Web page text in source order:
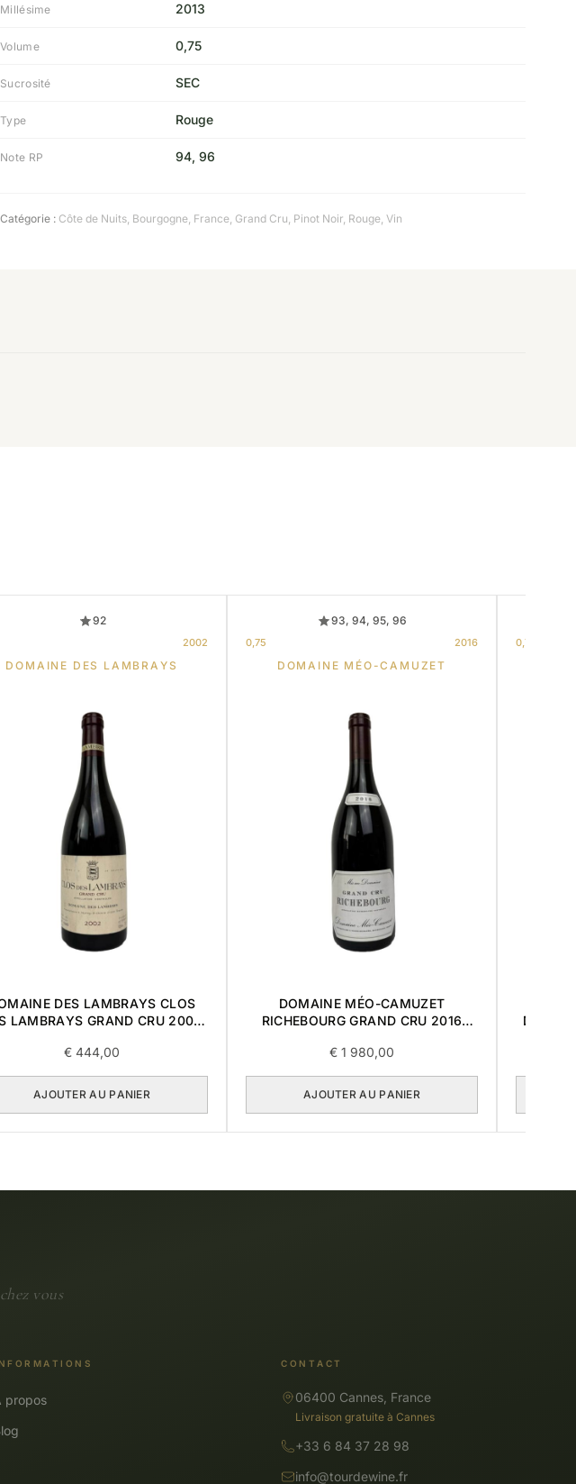
Millésime 2013
Volume 0,75
Sucrosité SEC
Type Rouge
Note RP 94, 96
Catégorie : Côte de Nuits, Bourgogne, France, Grand Cru, Pinot Noir, Rouge, Vin
92
2002
DOMAINE DES LAMBRAYS
DES LAMBRAYS CLOS
LAMBRAYS GRAND CRU 2002
€ 444,00
AJOUTER AU PANIER
93, 94, 95, 96
0,75 2016
DOMAINE MÉO-CAMUZET
DOMAINE MÉO-CAMUZET
RICHEBOURG GRAND CRU 2016
€ 1 980,00
AJOUTER AU PANIER
0,75
DES
vous
propos
CONTACT
06400 Cannes, France
Livraison gratuite à Cannes
+33 6 84 37 28 98
info@tourdewine.fr